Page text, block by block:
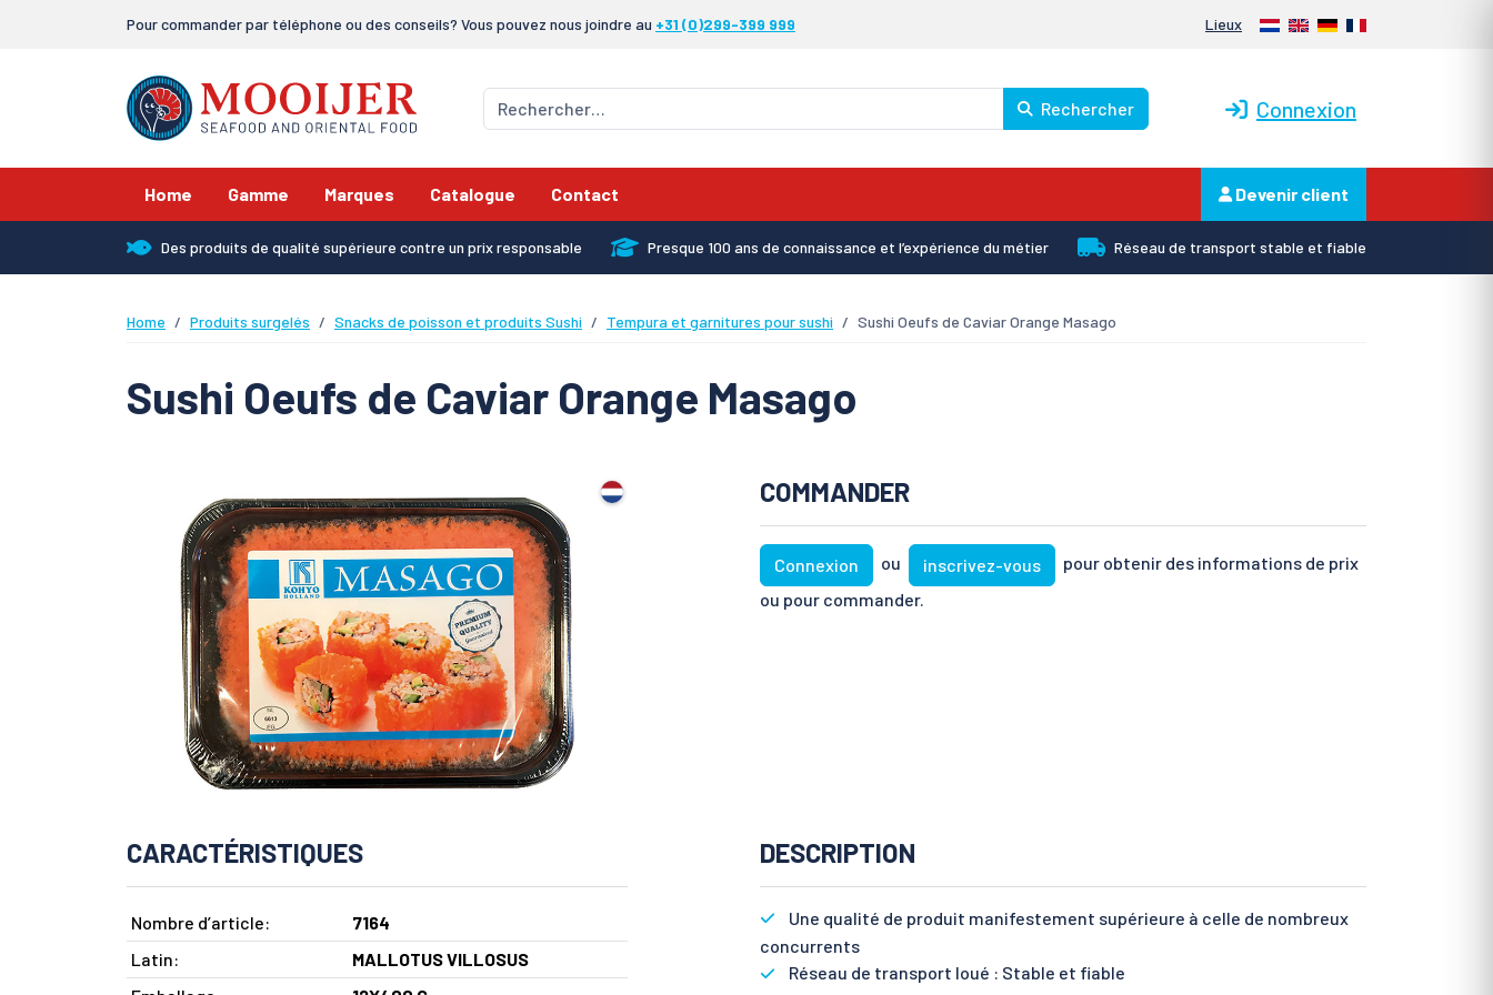
Pour commander par téléphone ou des conseils? Vous pouvez nous joindre au +31 (0)299-399 999 Lieux Nederlands
EnglishDeutschFrançais
Rechercher Connexion
Home Gamme Marques Catalogue Contact Devenir client
Des produits de qualité supérieure contre un prix responsable Presque 100 ans de connaissance et l’expérience du métier Réseau de transport stable et fiable
Home Produits surgelés Snacks de poisson et produits Sushi Tempura et garnitures pour sushi Sushi Oeufs de Caviar Orange Masago
Sushi Oeufs de Caviar Orange Masago
COMMANDER
Connexion ou inscrivez-vous
pour obtenir des informations de prix
ou pour commander.
CARACTÉRISTIQUES
Nombre d’article:
7164
Latin:
MALLOTUS VILLOSUS
DESCRIPTION
Une qualité de produit manifestement supérieure à celle de nombreux
concurrents
Réseau de transport loué : Stable et fiable